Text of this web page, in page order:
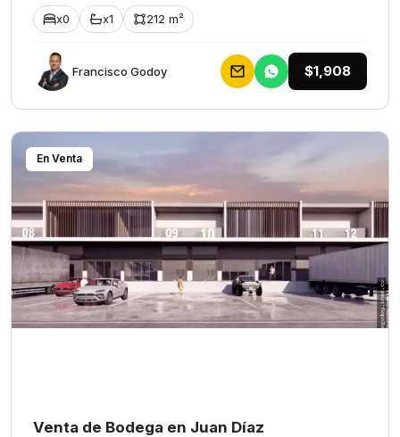
x0 x1 212 m²
Francisco Godoy $1,908
En Venta
Venta de Bodega en Juan Díaz